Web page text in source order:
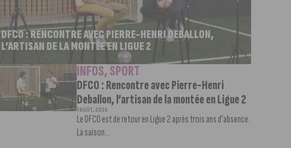
DFCO : RENCONTRE AVEC PIERRE-HENRI DEBALLON,
L’ARTISAN DE LA MONTÉE EN LIGUE 2
INFOS,SPORT
DFCO : Rencontre avec Pierre-Henri
Deballon, l’artisan de la montée en Ligue 2
7 AOÛT, 2026
Le DFCO est de retour en Ligue 2 après trois ans d’absence.
La saison...